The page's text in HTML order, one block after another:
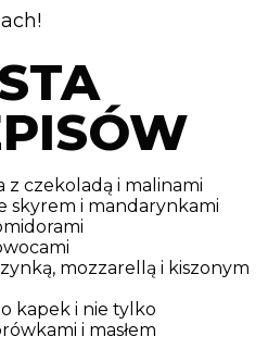
z czekoladą i malinami
skyrem i mandarynkami
mozzarellą i kiszonym
kapek i nie tylko
i masłem